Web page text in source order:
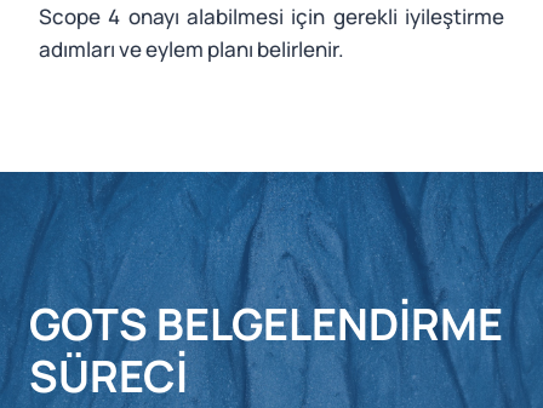
Scope 4 onayı alabilmesi için gerekli iyileştirme
adımları ve eylem planı belirlenir.
GOTS BELGELENDIRME
SÜRECI